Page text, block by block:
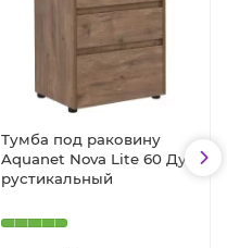
Тумба под раковину
Aquanet Nova Lite 60 Дуб
рустикальный